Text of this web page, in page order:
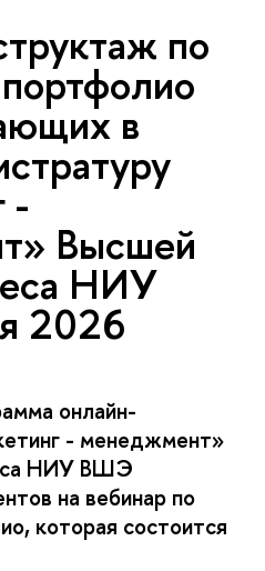
по
-
Высшей
НИУ
2026
онлайн-
- менеджмент»
НИУ ВШЭ
на вебинар по
которая состоится